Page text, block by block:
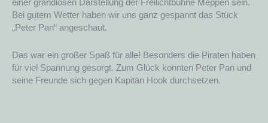
einer grandiosen Darstellung der Freilichtbühne Meppen sein.
Bei gutem Wetter haben wir uns ganz gespannt das Stück
„Peter Pan“ angeschaut.
Das war ein großer Spaß für alle! Besonders die Piraten haben
für viel Spannung gesorgt. Zum Glück konnten Peter Pan und
seine Freunde sich gegen Kapitän Hook durchsetzen.